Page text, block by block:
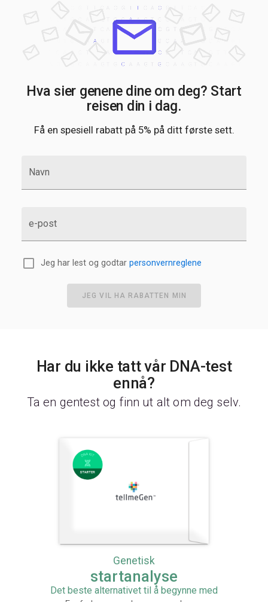
Hva sier genene dine om deg? Start
reisen din i dag.
Få en spesiell rabatt på 5% på ditt første sett.
Navn
e-post
Jeg har lest og godtar personvernreglene
JEG VIL HA RABATTEN MIN
Har du ikke tatt vår DNA-test
ennå?
Ta en gentest og finn ut alt om deg selv.
Genetisk
startanalyse
Det beste alternativet til å begynne med